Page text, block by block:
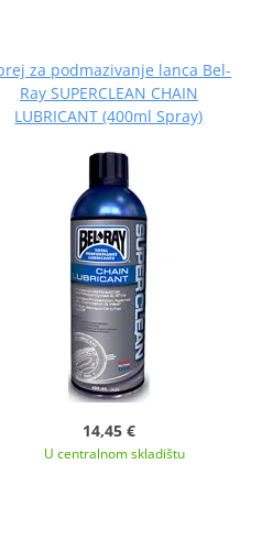
za podmazivanje lanca Bel-
Ray SUPERCLEAN CHAIN
LUBRICANT (400ml Spray)
14,45 €
U centralnom skladištu